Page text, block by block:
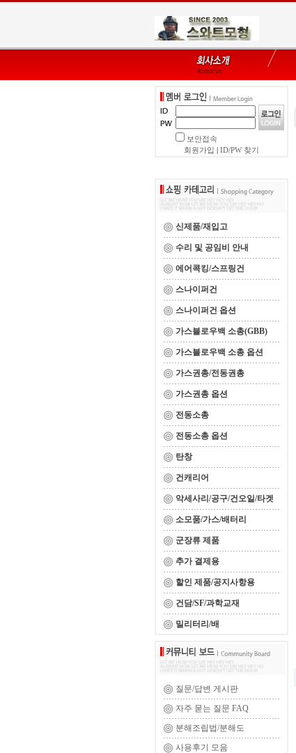
보안접속
회원가입
ID/PW 찾기
신제품/재입고
수리 및 공임비 안내
에어콕킹/스프링건
스나이퍼건
스나이퍼건 옵션
가스블로우백 소총(GBB)
가스블로우백 소총 옵션
가스권총/전동권총
가스권총 옵션
전동소총
전동소총 옵션
탄창
건캐리어
악세사리/공구/건오일/타겟
소모품/가스/배터리
군장류 제품
추가 결제용
할인 제품/공지사항용
건담/SF/과학교재
밀리터리/배
질문/답변 게시판
자주 묻는 질문 FAQ
분해조립법/분해도
사용후기 모음